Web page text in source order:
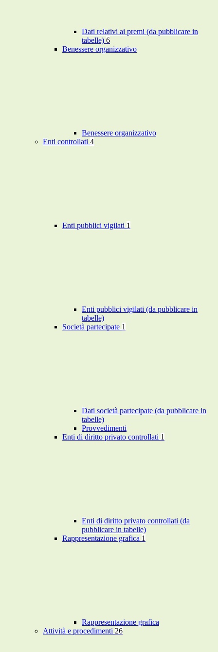
Dati relativi ai premi (da pubblicare in
tabelle) 6
Benessere organizzativo
Benessere organizzativo
Enti controllati 4
Enti pubblici vigilati 1
Enti pubblici vigilati (da pubblicare in
tabelle)
Società partecipate 1
Dati società partecipate (da pubblicare in
tabelle)
Provvedimenti
Enti di diritto privato controllati 1
Enti di diritto privato controllati (da
pubblicare in tabelle)
Rappresentazione grafica 1
Rappresentazione grafica
Attività e procedimenti 26